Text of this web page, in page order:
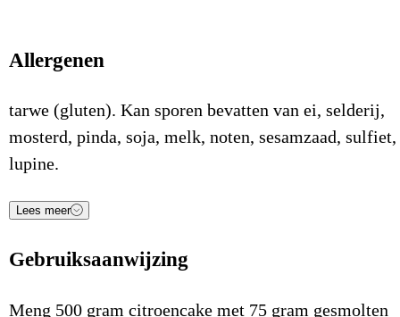
Allergenen
tarwe (gluten). Kan sporen bevatten van ei, selderij,
mosterd, pinda, soja, melk, noten, sesamzaad, sulfiet,
lupine.
Voedingsstof
Energie (kJ)
Lees meer
Gebruiksaanwijzing
Meng 500 gram citroencake met 75 gram gesmolten